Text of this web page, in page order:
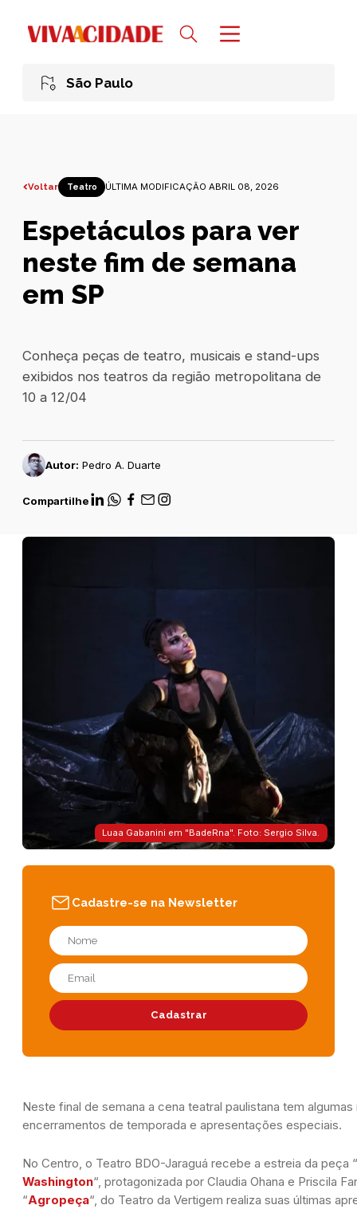
São Paulo
Voltar Teatro ÚLTIMA MODIFICAÇÃO ABRIL 08, 2026
Espetáculos para ver
neste fim de semana
em SP
Conheça peças de teatro, musicais e stand-ups
exibidos nos teatros da região metropolitana de
10 a 12/04
Autor: Pedro A. Duarte
Compartilhe
Luaa Gabanini em "BadeRna". Foto: Sergio Silva.
Cadastre-se na Newsletter
Neste final de semana a cena teatral paulistana tem
encerramentos de temporada e apresentações especiais.
No Centro, o Teatro BDO-Jaraguá recebe a estreia da peça “
Washington“, protagonizada por Claudia Ohana e Priscila
“Agropeça“, do Teatro da Vertigem realiza suas últimas